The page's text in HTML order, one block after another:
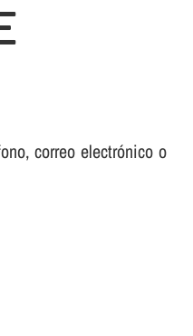
correo electrónico o